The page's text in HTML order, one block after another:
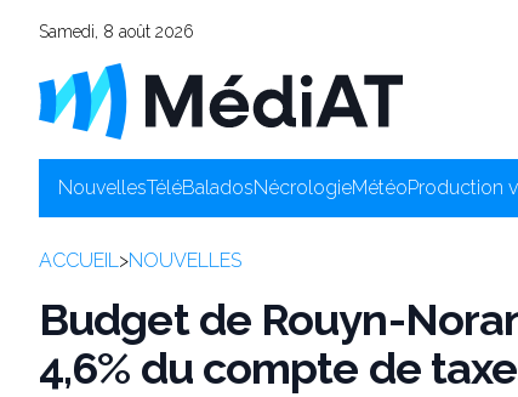
Samedi, 8 août 2026
NouvellesTéléBaladosNécrologieMétéoProduction
ACCUEIL>NOUVELLES
Budget de Rouyn-
4,6% du compte de